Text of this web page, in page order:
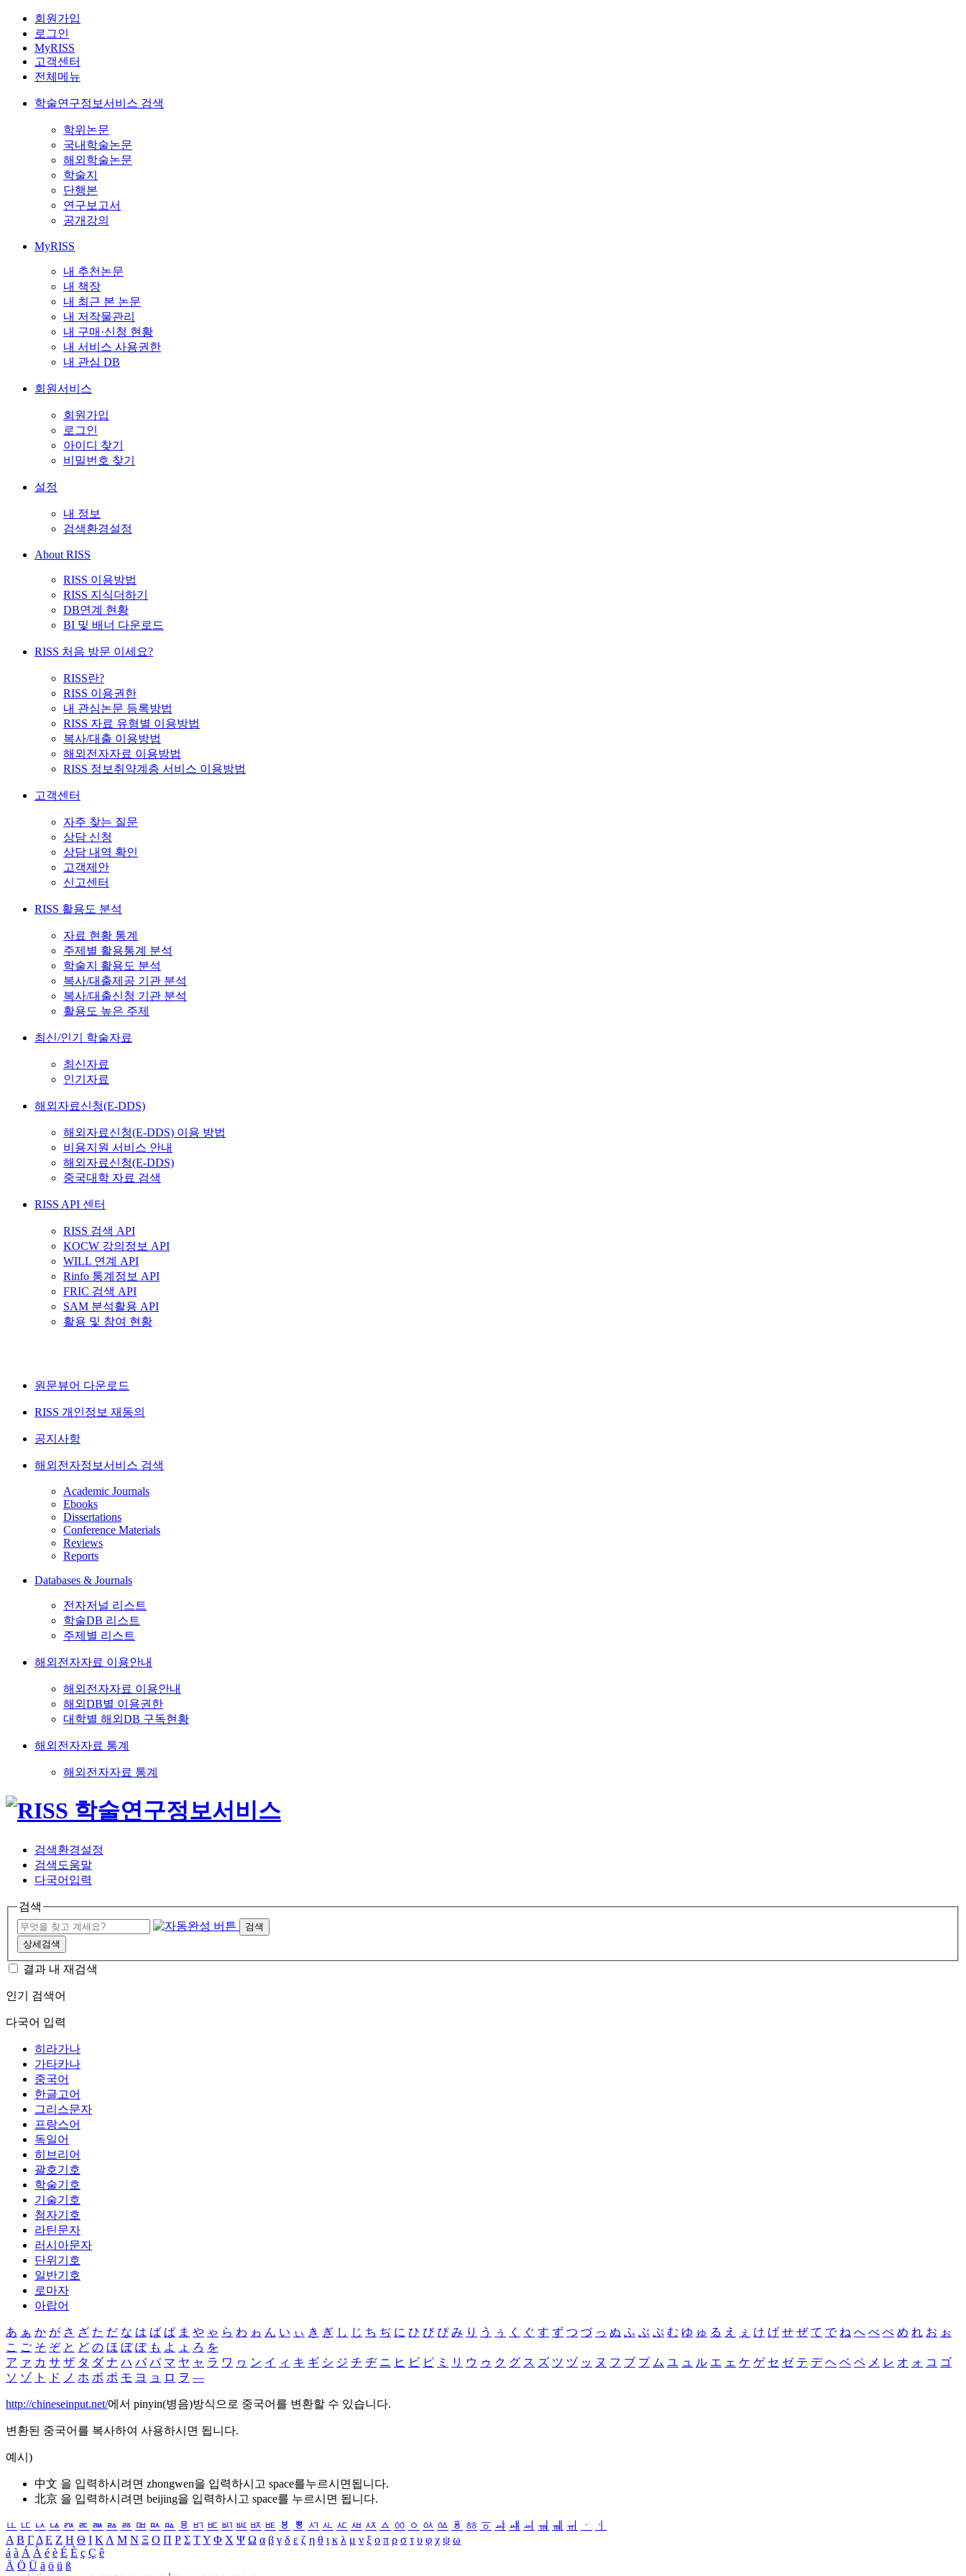
회원가입
로그인
MyRISS
고객센터
전체메뉴
학술연구정보서비스 검색
학위논문
국내학술논문
해외학술논문
학술지
단행본
연구보고서
공개강의
MyRISS
내 추천논문
내 책장
내 최근 본 논문
내 저작물관리
내 구매·신청 현황
내 서비스 사용권한
내 관심 DB
회원서비스
회원가입
로그인
아이디 찾기
비밀번호 찾기
설정
내 정보
검색환경설정
About RISS
RISS 이용방법
RISS 지식더하기
DB연계 현황
BI 및 배너 다운로드
RISS 처음 방문 이세요?
RISS란?
RISS 이용권한
내 관심논문 등록방법
RISS 자료 유형별 이용방법
복사/대출 이용방법
해외전자자료 이용방법
RISS 정보취약계층 서비스 이용방법
고객센터
자주 찾는 질문
상담 신청
상담 내역 확인
고객제안
신고센터
RISS 활용도 분석
자료 현황 통계
주제별 활용통계 분석
학술지 활용도 분석
복사/대출제공 기관 분석
복사/대출신청 기관 분석
활용도 높은 주제
최신/인기 학술자료
최신자료
인기자료
해외자료신청(E-DDS)
해외자료신청(E-DDS) 이용 방법
비용지원 서비스 안내
해외자료신청(E-DDS)
중국대학 자료 검색
RISS API 센터
RISS 검색 API
KOCW 강의정보 API
WILL 연계 API
Rinfo 통계정보 API
FRIC 검색 API
SAM 분석활용 API
활용 및 참여 현황
원문뷰어 다운로드
RISS 개인정보 재동의
공지사항
해외전자정보서비스 검색
Academic Journals
Ebooks
Dissertations
Conference Materials
Reviews
Reports
Databases & Journals
전자저널 리스트
학술DB 리스트
주제별 리스트
해외전자자료 이용안내
해외전자자료 이용안내
해외DB별 이용권한
대학별 해외DB 구독현황
해외전자자료 통계
해외전자자료 통계
검색환경설정
검색도움말
다국어입력
검색
검색
상세검색
결과 내 재검색
인기 검색어
다국어 입력
히라가나
가타카나
중국어
한글고어
그리스문자
프랑스어
독일어
히브리어
괄호기호
학술기호
기술기호
첨자기호
라틴문자
러시아문자
단위기호
일반기호
로마자
아랍어
あ ぁ か が さ ざ た だ な は ば ぱ ま や ゃ ら わ ゎ ん い ぃ き ぎ し じ ち ぢ に ひ び ぴ み り う ぅ く ぐ す ず つ づ っ ぬ ふ ぶ ぷ む ゆ ゅ る え ぇ け げ せ ぜ て で ね へ べ ぺ め れ お ぉ
こ ご そ ぞ と ど の ほ ぼ ぽ も よ ょ ろ を
ア ァ カ サ ザ タ ダ ナ ハ バ パ マ ヤ ャ ラ ワ ヮ ン イ ィ キ ギ シ ジ チ ヂ ニ ヒ ビ ピ ミ リ ウ ゥ ク グ ス ズ ツ ヅ ッ ヌ フ ブ プ ム ユ ュ ル エ ェ ケ ゲ セ ゼ テ デ ヘ ベ ペ メ レ オ ォ コ ゴ
ソ ゾ ト ド ノ ホ ボ ポ モ ヨ ョ ロ ヲ ―
http://chineseinput.net/에서 pinyin(병음)방식으로 중국어를 변환할 수 있습니다.
변환된 중국어를 복사하여 사용하시면 됩니다.
예시)
中文 을 입력하시려면 zhongwen을 입력하시고 space를누르시면됩니다.
北京 을 입력하시려면 beijing을 입력하시고 space를 누르시면 됩니다.
ㅥ ㅦ ㅧ ㅨ ㅩ ㅪ ㅫ ㅬ ㅭ ㅮ ㅯ ㅰ ㅱ ㅲ ㅳ ㅴ ㅵ ㅶ ㅷ ㅸ ㅹ ㅺ ㅻ ㅼ ㅽ ㅾ ㅿ ㆀ ㆁ ㆂ ㆃ ㆄ ㆅ ㆆ ㆇ ㆈ ㆉ ㆊ ㆋ ㆌ ㆍ
ㆎ
Α Β ΓΔ Ε Ζ Η Θ Ι ΚΛ Μ Ν Ξ Ο Π Ρ Σ ΤΥ Φ Χ Ψ Ω α β γ δ ε ζ η θ ι κ λ μ ν ξ ο π ρ σ τ υ φ χ ψ ω
á à Á À é è É È ç Ç ê
Ä Ö Ü ä ö ü ß